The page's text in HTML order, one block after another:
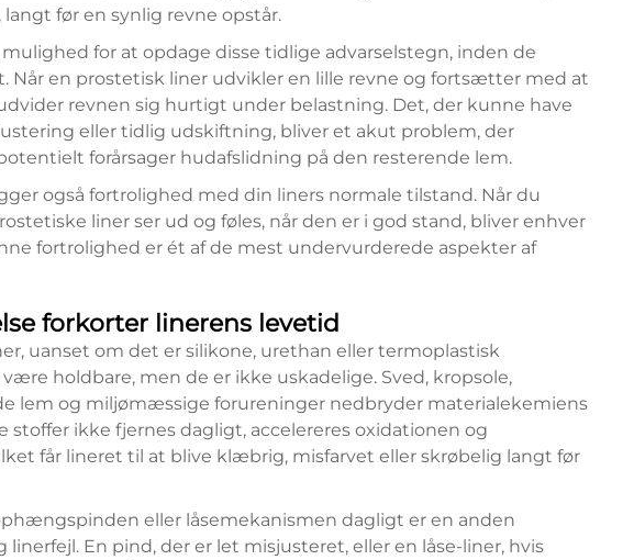
før en synlig revne opstår.
for at opdage disse tidlige advarselstegn, inden de
Når en prostetisk liner udvikler en lille revne og fortsætter med at
revnen sig hurtigt under belastning. Det, der kunne have
eller tidlig udskiftning, bliver et akut problem, der
forårsager hudafslidning på den resterende lem.
også fortrolighed med din liners normale tilstand. Når du
liner ser ud og føles, når den er i god stand, bliver enhver
fortrolighed er ét af de mest undervurderede aspekter af
forkorter linerens levetid
uanset om det er silikone, urethan eller termoplastisk
holdbare, men de er ikke uskadelige. Sved, kropsole,
lem og miljømæssige forureninger nedbryder materialekemiens
stoffer ikke fjernes dagligt, accelereres oxidationen og
får lineret til at blive klæbrig, misfarvet eller skrøbelig langt før
eller låsemekanismen dagligt er en anden
En pind, der er let misjusteret, eller en låse-liner, hvis